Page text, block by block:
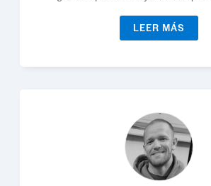
LEER MÁS